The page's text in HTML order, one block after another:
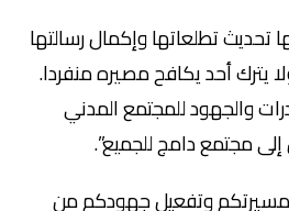
تحديث تطلعاتها وإكمال رسالتها
يترك أحد يكافح مصيره منفردا.
والجهود للمجتمع المدني
مجتمع دامج للجميع”.
وتفعيل جهودكم من